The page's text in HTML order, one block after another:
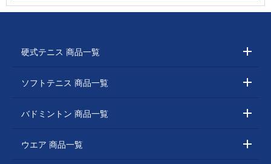
硬式テニス 商品一覧
ソフトテニス 商品一覧
バドミントン 商品一覧
ウエア 商品一覧